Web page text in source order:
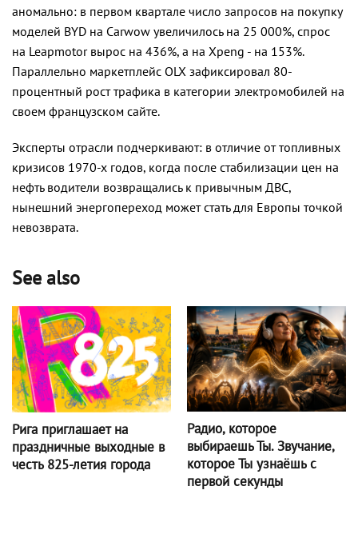
аномально: в первом квартале число запросов на покупку
моделей BYD на Carwow увеличилось на 25 000%, спрос
на Leapmotor вырос на 436%, а на Xpeng - на 153%.
Параллельно маркетплейс OLX зафиксировал 80-
процентный рост трафика в категории электромобилей на
своем французском сайте.
Эксперты отрасли подчеркивают: в отличие от топливных
кризисов 1970-х годов, когда после стабилизации цен на
нефть водители возвращались к привычным ДВС,
нынешний энергопереход может стать для Европы точкой
невозврата.
See also
Рига приглашает на
праздничные выходные в
честь 825-летия города
Радио, которое
выбираешь Ты. Звучание,
которое Ты узнаёшь с
первой секунды